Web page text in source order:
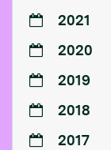
2021
2020
2019
2018
2017